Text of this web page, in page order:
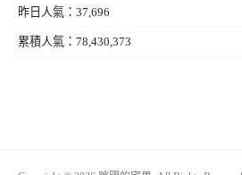
昨日人氣：37,696
累積人氣：78,430,373